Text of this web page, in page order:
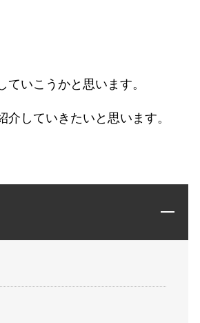
ていこうかと思います。
していきたいと思います。